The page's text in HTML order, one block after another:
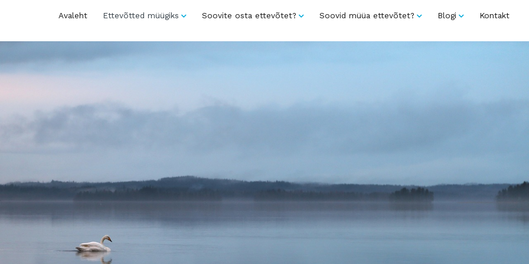
Avaleht Ettevõtted müügiks Soovite osta ettevõtet? Soovid müüa ettevõtet? Blogi Kontakt